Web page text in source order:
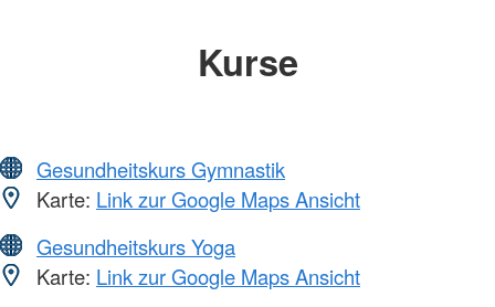
Kurse
Gesundheitskurs Gymnastik
Karte: Link zur Google Maps Ansicht
Gesundheitskurs Yoga
Karte: Link zur Google Maps Ansicht